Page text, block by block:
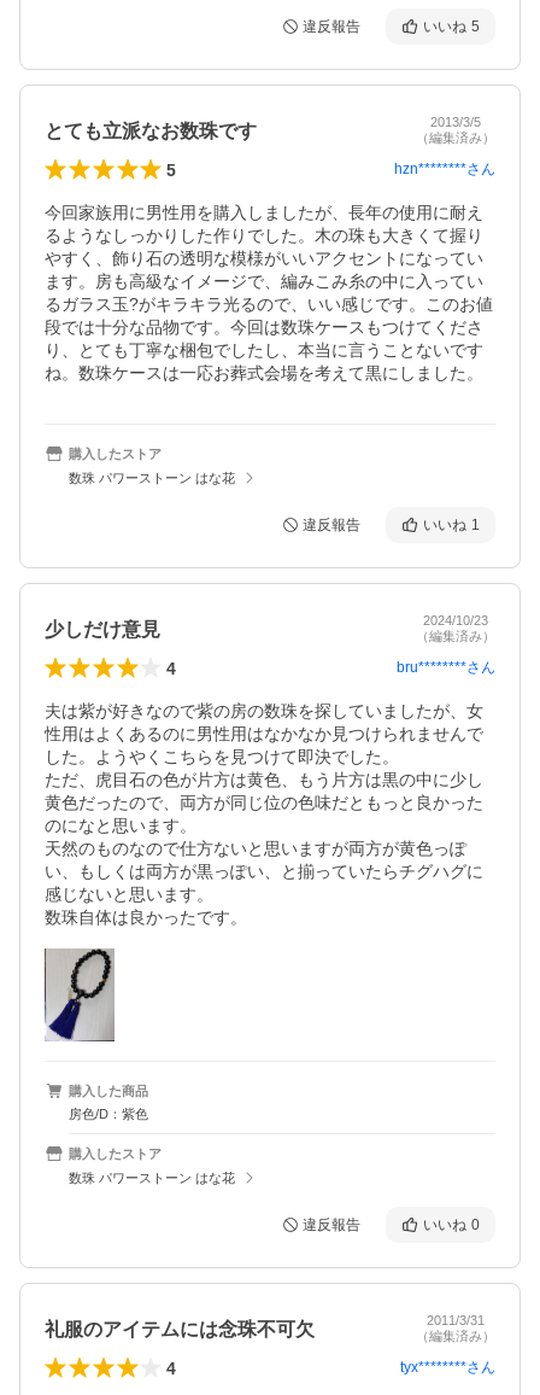
違反報告 いいね 5
とても立派なお数珠です
2013/3/5
（編集済み）
5 hzn********さん
今回家族用に男性用を購入しましたが、長年の使用に耐え
るようなしっかりした作りでした。木の珠も大きくて握り
やすく、飾り石の透明な模様がいいアクセントになってい
ます。房も高級なイメージで、編みこみ糸の中に入ってい
るガラス玉?がキラキラ光るので、いい感じです。このお値
段では十分な品物です。今回は数珠ケースもつけてくださ
り、とても丁寧な梱包でしたし、本当に言うことないです
ね。数珠ケースは一応お葬式会場を考えて黒にしました。
購入したストア
数珠 パワーストーン はな花
違反報告 いいね 1
少しだけ意見
2024/10/23
（編集済み）
4 bru********さん
夫は紫が好きなので紫の房の数珠を探していましたが、女
性用はよくあるのに男性用はなかなか見つけられませんで
した。ようやくこちらを見つけて即決でした。
ただ、虎目石の色が片方は黄色、もう片方は黒の中に少し
黄色だったので、両方が同じ位の色味だともっと良かった
のになと思います。
天然のものなので仕方ないと思いますが両方が黄色っぽ
い、もしくは両方が黒っぽい、と揃っていたらチグハグに
感じないと思います。
購入した商品
房色/D：紫色
購入したストア
数珠 パワーストーン はな花
違反報告 いいね 0
礼服のアイテムには念珠不可欠
2011/3/31
（編集済み）
4 tyx********さん